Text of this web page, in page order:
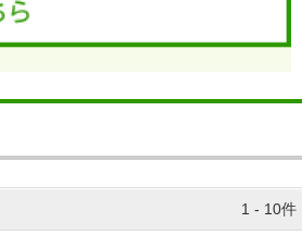
1 - 10件